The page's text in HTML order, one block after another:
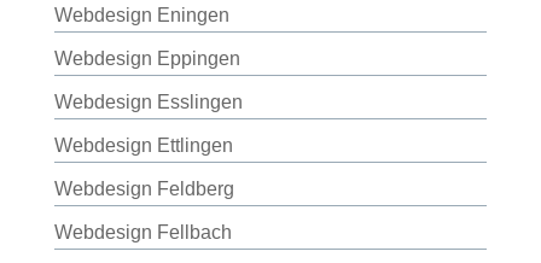
Webdesign Eningen
Webdesign Eppingen
Webdesign Esslingen
Webdesign Ettlingen
Webdesign Feldberg
Webdesign Fellbach